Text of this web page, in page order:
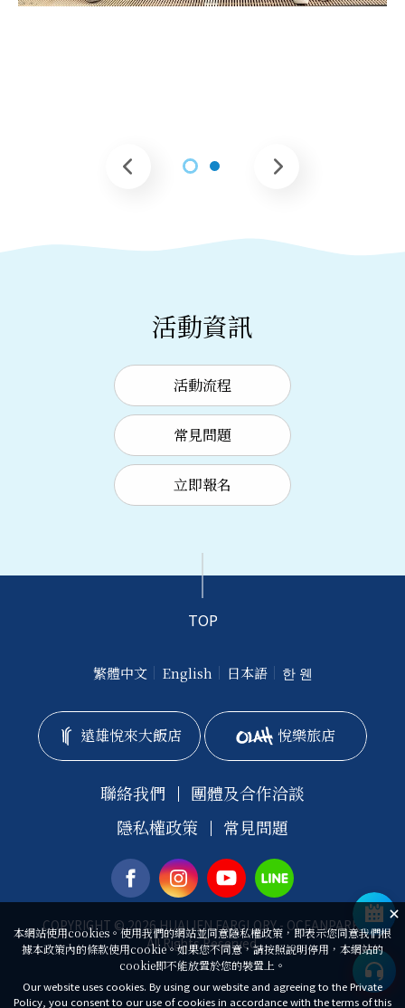
活動資訊
活動流程
常見問題
立即報名
TOP
繁體中文 English 日本語 한 웬
遠雄悅來大飯店 悅樂旅店
聯絡我們
團體及合作洽談
隱私權政策
常見問題
COPYRIGHT © 2026 HUALIEN FARGLORY - OCEANPARK.
All Rights Reserved.
本網站使用cookies。使用我們的網站並同意隱私權政策，即表示您同意我們根
據本政策內的條款使用cookie。如果您不同意，請按照說明停用，本網站的
cookie即不能放置於您的裝置上。
Our website uses cookies. By using our website and agreeing to the Private
Policy, you consent to our use of cookies in accordance with the terms of this